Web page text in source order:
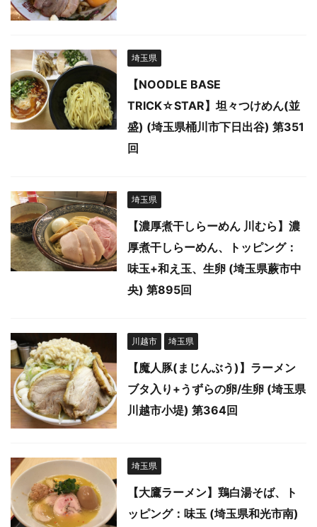
埼玉県
【NOODLE BASE
TRICK☆STAR】坦々つけめん(並
盛) (埼玉県桶川市下日出谷) 第351
回
埼玉県
【濃厚煮干しらーめん 川むら】濃
厚煮干しらーめん、トッピング：
味玉+和え玉、生卵 (埼玉県蕨市中
央) 第895回
川越市 埼玉県
【魔人豚(まじんぶう)】ラーメン
ブタ入り+うずらの卵/生卵 (埼玉県
川越市小堤) 第364回
埼玉県
【大鷹ラーメン】鶏白湯そば、ト
ッピング：味玉 (埼玉県和光市南)